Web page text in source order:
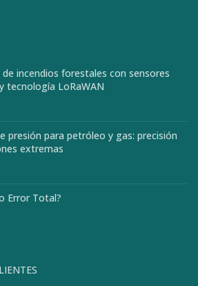
de incendios forestales con sensores
tecnología LoRaWAN
presión para petróleo y gas: precisión
extremas
Error Total?